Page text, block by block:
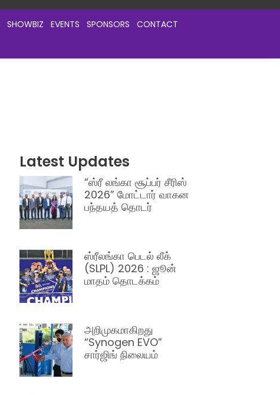
SHOWBIZ EVENTS SPONSORS CONTACT
Latest Updates
“ஸ்ரீ லங்கா சூப்பர் சீரிஸ்
2026” மோட்டார் வாகன
பந்தயத் தொடர்
ஸ்ரீலங்கா பெடல் லீக்
(SLPL) 2026 : ஜூன்
மாதம் தொடக்கம்
அறிமுகமாகிறது
“Synogen EVO”
சார்ஜிங் நிலையம்